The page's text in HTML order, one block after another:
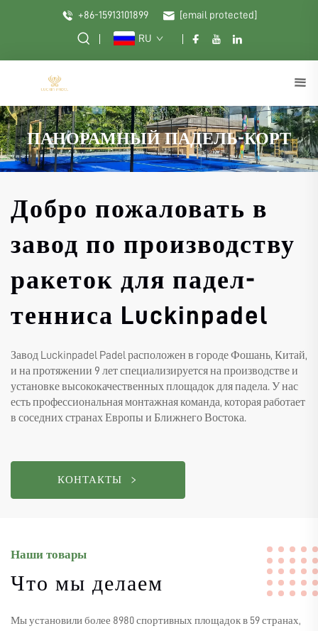
+86-15913101899 [email protected]
RU
ПАНОРАМНЫЙ ПАДЕЛЬ-КОРТ
Добро пожаловать в
завод по производству
ракеток для падел-
тенниса Luckinpadel
Завод Luckinpadel Padel расположен в городе Фошань, Китай,
и на протяжении 9 лет специализируется на производстве и
установке высококачественных площадок для падела. У нас
есть профессиональная монтажная команда, которая работает
в соседних странах Европы и Ближнего Востока.
КОНТАКТЫ
Наши товары
Что мы делаем
Мы установили более 8980 спортивных площадок в 59 странах,